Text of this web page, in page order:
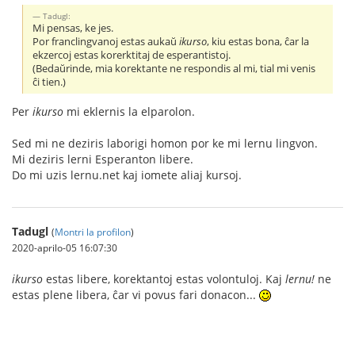
Tadugl:
Mi pensas, ke jes.
Por franclingvanoj estas aukaŭikurso, kiu estas bona, ĉar la
ekzercoj estas korerktitaj de esperantistoj.
(Bedaŭrinde, mia korektante ne respondis al mi, tial mi venis
ĉi tien.)
Per ikurso mi eklernis la elparolon.
Sed mi ne deziris laborigi homon por ke mi lernu lingvon.
Mi deziris lerni Esperanton libere.
Do mi uzis lernu.net kaj iomete aliaj kursoj.
Tadugl (Montri la profilon)
2020-aprilo-05 16:07:30
ikurso estas libere, korektantoj estas volontuloj. Kaj lernu! ne
estas plene libera, ĉar vi povus fari donacon...